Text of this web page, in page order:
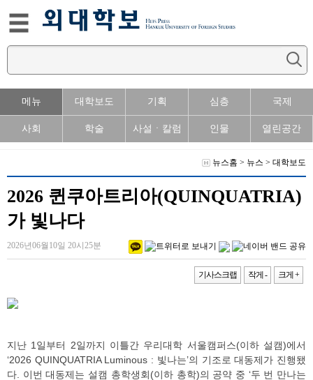
메뉴 대학보도 기획 심층 국제
사회 학술 사설ㆍ칼럼 인물 열린공간
뉴스홈 > 뉴스 > 대학보도
2026 퀸쿠아트리아(QUINQUATRIA)
가 빛나다
2026년06월10일 20시25분
기사스크랩 작게 - 크게 +
지난 1일부터 2일까지 이틀간 우리대학 서울캠퍼스(이하 설캠)에서
‘2026 QUINQUATRIA Luminous : 빛나는’의 기조로 대동제가 진행됐
다. 이번 대동제는 설캠 총학생회(이하 총학)의 공약 중 ‘두 번 만나는